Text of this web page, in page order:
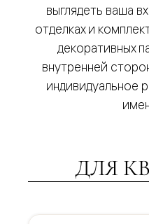
выглядеть ваша
отделках и
декоративных
внутренней
индивидуальное
ДЛЯ